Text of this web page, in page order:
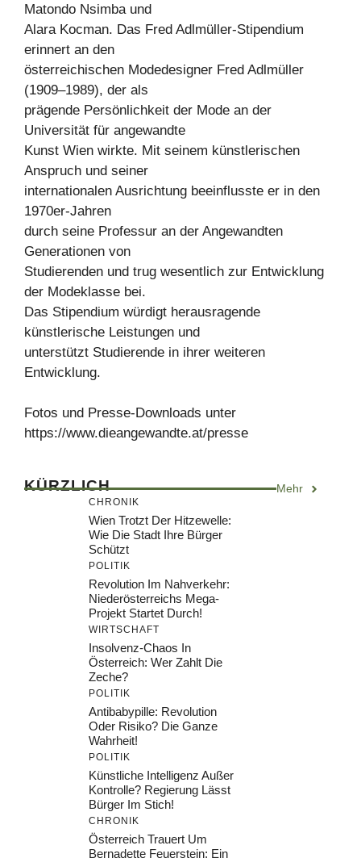
Matondo Nsimba und
Alara Kocman. Das Fred Adlmüller-Stipendium
erinnert an den
österreichischen Modedesigner Fred Adlmüller
(1909–1989), der als
prägende Persönlichkeit der Mode an der
Universität für angewandte
Kunst Wien wirkte. Mit seinem künstlerischen
Anspruch und seiner
internationalen Ausrichtung beeinflusste er in den
1970er-Jahren
durch seine Professur an der Angewandten
Generationen von
Studierenden und trug wesentlich zur Entwicklung
der Modeklasse bei.
Das Stipendium würdigt herausragende
künstlerische Leistungen und
unterstützt Studierende in ihrer weiteren
Entwicklung.
Fotos und Presse-Downloads unter
https://www.dieangewandte.at/presse
KÜRZLICH Mehr
CHRONIK
Wien Trotzt Der Hitzewelle:
Wie Die Stadt Ihre Bürger
Schützt
POLITIK
Revolution Im Nahverkehr:
Niederösterreichs Mega-
Projekt Startet Durch!
WIRTSCHAFT
Insolvenz-Chaos In
Österreich: Wer Zahlt Die
Zeche?
POLITIK
Antibabypille: Revolution
Oder Risiko? Die Ganze
Wahrheit!
POLITIK
Künstliche Intelligenz Außer
Kontrolle? Regierung Lässt
Bürger Im Stich!
CHRONIK
Österreich Trauert Um
Bernadette Feuerstein: Ein